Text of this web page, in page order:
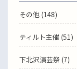
その他 (148)
ティルト主催 (51)
下北沢演芸祭 (7)